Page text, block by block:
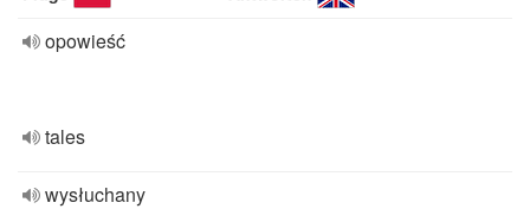
opowieść
tales
wysłuchany